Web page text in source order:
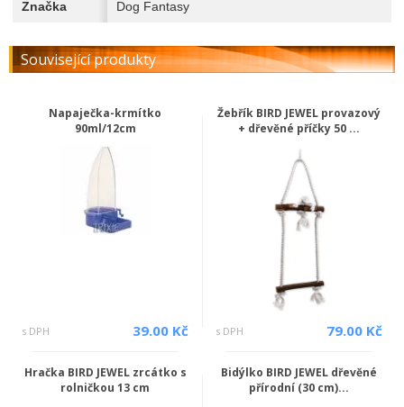
Značka Dog Fantasy
Související produkty
Napaječka-krmítko
90ml/12cm
s DPH 39.00 Kč
Žebřík BIRD JEWEL provazový
+ dřevěné příčky 50 ...
s DPH 79.00 Kč
Hračka BIRD JEWEL zrcátko s
rolničkou 13 cm
Bidýlko BIRD JEWEL dřevěné
přírodní (30 cm)...